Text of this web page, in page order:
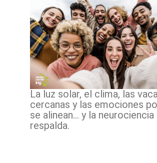
La luz solar, el clima, las
cercanas y las emociones
se alinean… y la neurociencia
respalda.